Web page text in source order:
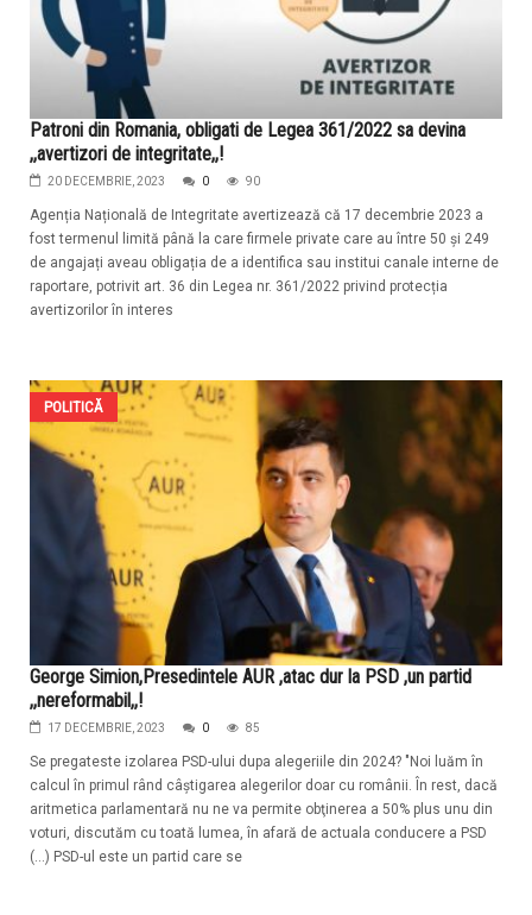
Patroni din Romania, obligati de Legea 361/2022 sa devina
,,avertizori de integritate,,!
20 DECEMBRIE, 2023 0 90
Agenția Națională de Integritate avertizează că 17 decembrie 2023 a
fost termenul limită până la care firmele private care au între 50 și 249
de angajați aveau obligația de a identifica sau institui canale interne de
raportare, potrivit art. 36 din Legea nr. 361/2022 privind protecția
avertizorilor în interes
POLITICĂ
George Simion,Presedintele AUR ,atac dur la PSD ,un partid
,,nereformabil,,!
17 DECEMBRIE, 2023 0 85
Se pregateste izolarea PSD-ului dupa alegeriile din 2024? "Noi luăm în
calcul în primul rând câştigarea alegerilor doar cu românii. În rest, dacă
aritmetica parlamentară nu ne va permite obţinerea a 50% plus unu din
voturi, discutăm cu toată lumea, în afară de actuala conducere a PSD
(...) PSD-ul este un partid care se